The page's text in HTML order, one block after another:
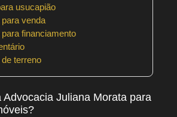
usucapião
venda
financiamento
terreno
Advocacia Juliana Morata para